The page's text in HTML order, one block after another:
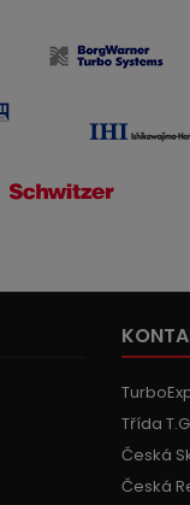
Třída
Česká
Česká